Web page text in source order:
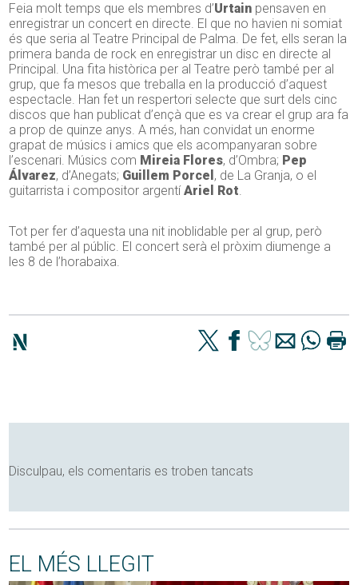
Feia molt temps que els membres d’Urtain pensaven en
enregistrar un concert en directe. El que no havien ni somiat
és que seria al Teatre Principal de Palma. De fet, ells seran la
primera banda de rock en enregistrar un disc en directe al
Principal. Una fita històrica per al Teatre però també per al
grup, que fa mesos que treballa en la producció d’aquest
espectacle. Han fet un respertori selecte que surt dels cinc
discos que han publicat d’ençà que es va crear el grup ara fa
a prop de quinze anys. A més, han convidat un enorme
grapat de músics i amics que els acompanyaran sobre
l’escenari. Músics com Mireia Flores, d’Ombra; Pep
Álvarez, d’Anegats; Guillem Porcel , de La Granja, o el
guitarrista i compositor argentíAriel Rot.
Tot per fer d’aquesta una nit inoblidable per al grup, però
també per al públic. El concert serà el pròxim diumenge a
les 8 de l’horabaixa.
Disculpau, els comentaris es troben tancats
EL MÉS LLEGIT